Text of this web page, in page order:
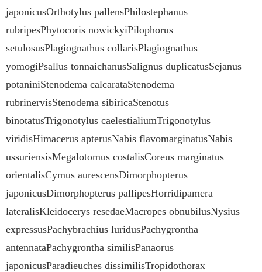
japonicusOrthotylus pallensPhilostephanus
rubripesPhytocoris nowickyiPilophorus
setulosusPlagiognathus collarisPlagiognathus
yomogiPsallus tonnaichanusSalignus duplicatusSejanus
potaniniStenodema calcarataStenodema
rubrinervisStenodema sibiricaStenotus
binotatusTrigonotylus caelestialiumTrigonotylus
viridisHimacerus apterusNabis flavomarginatusNabis
ussuriensisMegalotomus costalisCoreus marginatus
orientalisCymus aurescensDimorphopterus
japonicusDimorphopterus pallipesHorridipamera
lateralisKleidocerys resedaeMacropes obnubilusNysius
expressusPachybrachius luridusPachygrontha
antennataPachygrontha similisPanaorus
japonicusParadieuches dissimilisTropidothorax